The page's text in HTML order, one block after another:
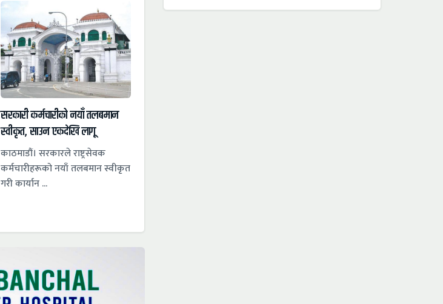
सरकारी कर्मचारीको नयाँ तलबमान
स्वीकृत, साउन एकदेखि लागू
काठमाडौं। सरकारले राष्ट्रसेवक
कर्मचारीहरूको नयाँ तलबमान स्वीकृत
गरी कार्यान ...